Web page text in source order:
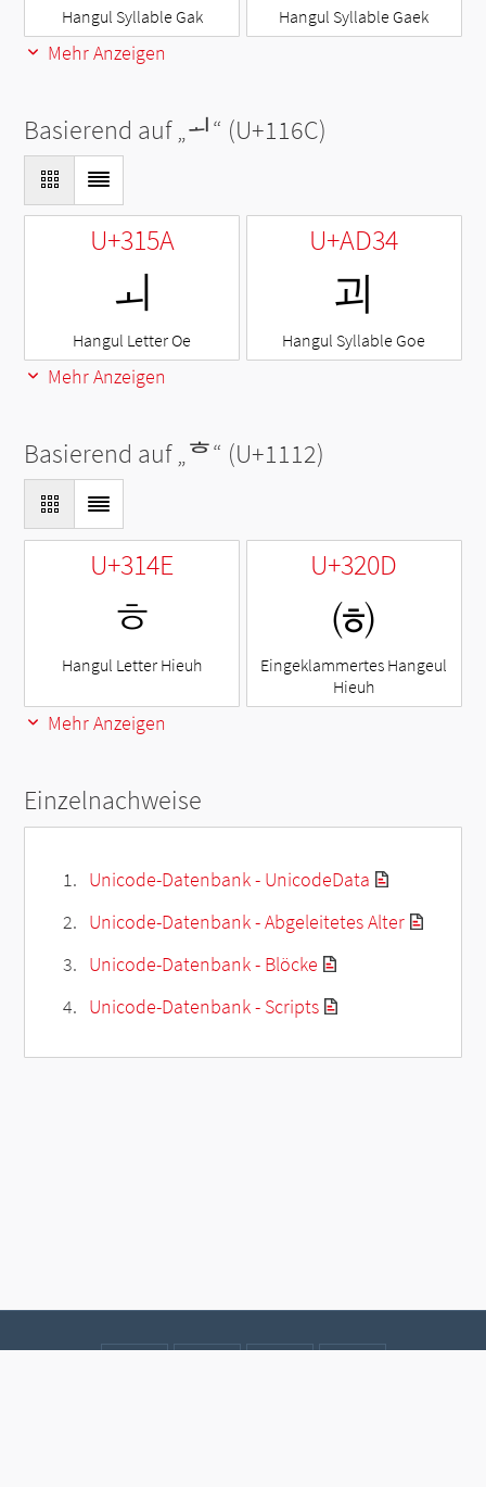
Hangul Syllable Gak Hangul Syllable Gaek
Mehr Anzeigen
Basierend auf „ᅬ“ (U+116C)
U+315A
ㅚ
Hangul Letter Oe
U+AD34
괴
Hangul Syllable Goe
Mehr Anzeigen
Basierend auf „ᄒ“ (U+1112)
U+314E
ㅎ
Hangul Letter Hieuh
U+320D
㈍
Eingeklammertes Hangeul
Hieuh
Mehr Anzeigen
Einzelnachweise
Unicode-Datenbank - UnicodeData
Unicode-Datenbank - Abgeleitetes Alter
Unicode-Datenbank - Blöcke
Unicode-Datenbank - Scripts